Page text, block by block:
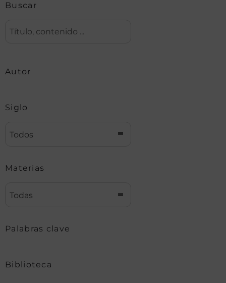
Buscar
Autor
Siglo
Todos
Materias
Todas
Palabras clave
Biblioteca